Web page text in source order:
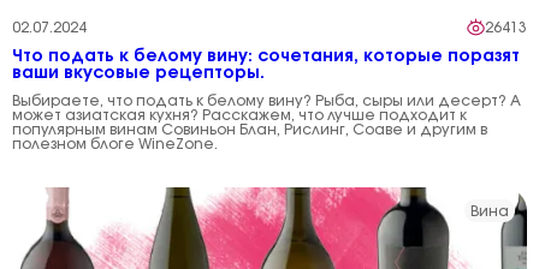
02.07.2024 26413
Что подать к белому вину: сочетания, которые поразят
ваши вкусовые рецепторы.
Выбираете, что подать к белому вину? Рыба, сыры или десерт? А
может азиатская кухня? Расскажем, что лучше подходит к
популярным винам Совиньон Блан, Рислинг, Соаве и другим в
полезном блоге WineZone.
Вина